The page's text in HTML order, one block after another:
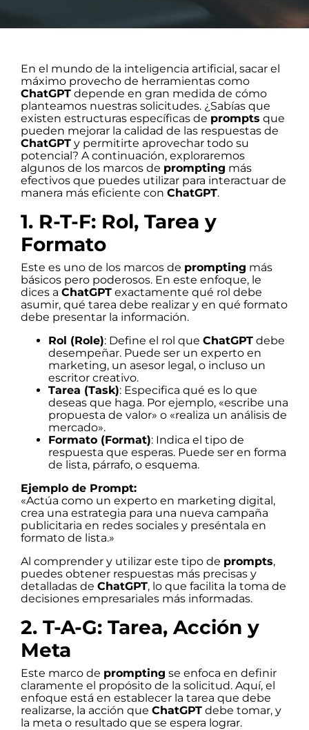
En el mundo de la inteligencia artificial, sacar el
máximo provecho de herramientas como
ChatGPT depende en gran medida de cómo
planteamos nuestras solicitudes. ¿Sabías que
existen estructuras específicas de prompts que
pueden mejorar la calidad de las respuestas de
ChatGPT y permitirte aprovechar todo su
potencial? A continuación, exploraremos
algunos de los marcos de prompting más
efectivos que puedes utilizar para interactuar de
manera más eficiente con ChatGPT.
1. R-T-F: Rol, Tarea y
Formato
Este es uno de los marcos de prompting más
básicos pero poderosos. En este enfoque, le
dices a ChatGPT exactamente qué rol debe
asumir, qué tarea debe realizar y en qué formato
debe presentar la información.
Rol (Role): Define el rol que ChatGPT debe
desempeñar. Puede ser un experto en
marketing, un asesor legal, o incluso un
escritor creativo.
Tarea (Task): Especifica qué es lo que
deseas que haga. Por ejemplo, «escribe una
propuesta de valor» o «realiza un análisis de
mercado».
Formato (Format): Indica el tipo de
respuesta que esperas. Puede ser en forma
de lista, párrafo, o esquema.
Ejemplo de Prompt:
«Actúa como un experto en marketing digital,
crea una estrategia para una nueva campaña
publicitaria en redes sociales y preséntala en
formato de lista.»
Al comprender y utilizar este tipo de prompts,
puedes obtener respuestas más precisas y
detalladas de ChatGPT, lo que facilita la toma de
decisiones empresariales más informadas.
2. T-A-G: Tarea, Acción y
Meta
Este marco de prompting se enfoca en definir
claramente el propósito de la solicitud. Aquí, el
enfoque está en establecer la tarea que debe
realizarse, la acción que ChatGPT debe tomar, y
la meta o resultado que se espera lograr.